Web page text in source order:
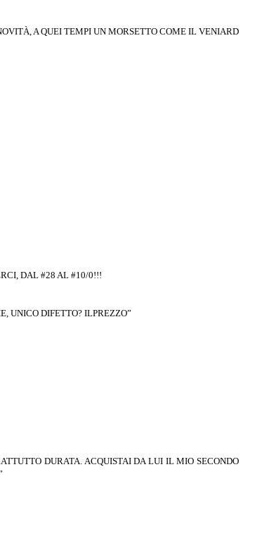
A QUEI TEMPI UN MORSETTO COME IL VENIARD
DAL #28 AL #10/0!!!
UNICO DIFETTO? ILPREZZO”
DURATA. ACQUISTAI DA LUI ILMIO SECONDO